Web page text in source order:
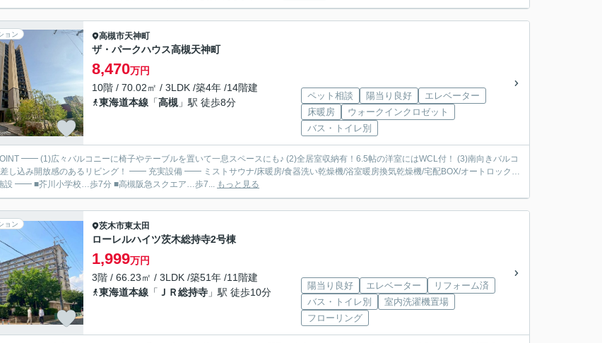
ョン 高槻市天神町
ザ・パークハウス高槻天神町
8,470万円
10階 / 70.02㎡ / 3LDK /築4年 /14階建
東海道本線 「高槻 」駅 徒歩8分
ペット相談 陽当り良好
エレベーター
床暖房
ウォークインクロゼット
バス・トイレ別
━━ (1)広々バルコニーに椅子やテーブルを置いて一息スペースにも♪ (2)全居室収納有！6.5帖の洋室にはWCL付！ (3)南向きバルコ
！ ━━ 充実設備 ━━ ミストサウナ/床暖房/食器洗い乾燥機/浴室暖房換気乾燥機/宅配BOX/オートロック…
設 ━━ ■芥川小学校…歩7分 ■高槻阪急スクエア…歩7... もっと見る
ョン 茨木市東太田
ローレルハイツ茨木総持寺2号棟
1,999万円
3階 / 66.23㎡ / 3LDK /築51年 /11階建
東海道本線 「 ＪＲ総持寺 」駅 徒歩10分
陽当り良好 エレベーター
リフォーム済
バス・トイレ別
室内洗濯機置場
フローリング